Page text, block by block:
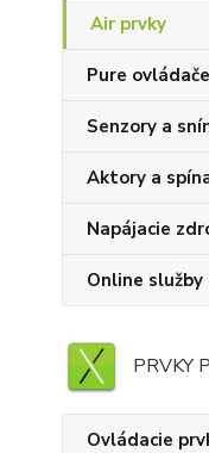
Air prvky
Pure ovládače
Senzory a
Aktory a
Napájacie
Online služby
PRVKY
Ovládacie